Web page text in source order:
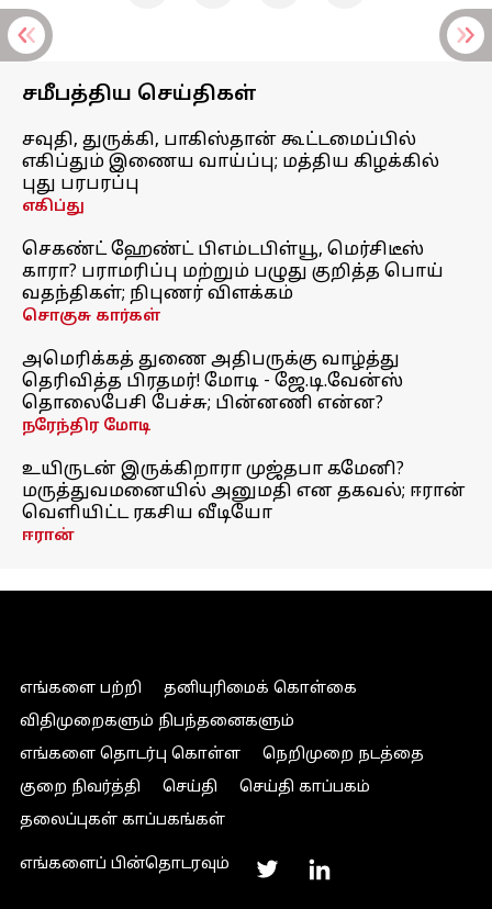
சமீபத்திய செய்திகள்
சவுதி, துருக்கி, பாகிஸ்தான் கூட்டமைப்பில்
எகிப்தும் இணைய வாய்ப்பு; மத்திய கிழக்கில்
புது பரபரப்பு
எகிப்து
செகண்ட் ஹேண்ட் பிஎம்டபிள்யூ, மெர்சிடீஸ்
காரா? பராமரிப்பு மற்றும் பழுது குறித்த பொய்
வதந்திகள்; நிபுணர் விளக்கம்
சொகுசு கார்கள்
அமெரிக்கத் துணை அதிபருக்கு வாழ்த்து
தெரிவித்த பிரதமர்! மோடி - ஜே.டி.வேன்ஸ்
தொலைபேசி பேச்சு; பின்னணி என்ன?
நரேந்திர மோடி
உயிருடன் இருக்கிறாரா முஜ்தபா கமேனி?
மருத்துவமனையில் அனுமதி என தகவல்; ஈரான்
வெளியிட்ட ரகசிய வீடியோ
ஈரான்
எங்களை பற்றி
தனியுரிமைக் கொள்கை
விதிமுறைகளும் நிபந்தனைகளும்
எங்களை தொடர்பு கொள்ள
நெறிமுறை நடத்தை
குறை நிவர்த்தி
செய்தி
செய்தி காப்பகம்
தலைப்புகள் காப்பகங்கள்
எங்களைப் பின்தொடரவும்